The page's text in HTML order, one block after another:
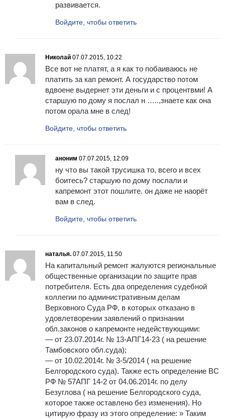
развивается.
Войдите, чтобы ответить
Николай 07.07.2015, 10:22
Все вот не платят, а я как то побаиваюсь не
платить за кап ремонт. А государство потом
вдвоене выдернет эти деньги и с процентвми! А
старшую по дому я послал н …..,знаете как она
потом орала мне в след!
Войдите, чтобы ответить
аноним 07.07.2015, 12:09
ну что вы такой трусишка то, всего и всех
боитесь? старшую по дому послали и
капремонт этот пошлите. он даже не наорёт
вам в след.
Войдите, чтобы ответить
наталья. 07.07.2015, 11:50
На капитальный ремонт жалуются региональные
общественные организации по защите прав
потребителя. Есть два определения судебной
коллегии по административным делам
Верховного Суда РФ, в которых отказано в
удовлетворении заявлений о признании
обл.законов о капремонте недействующими:
— от 23.07.2014г. № 13-АПГ14-23 ( на решение
Тамбовского обл.суда);
— от 10.02.2014г. № 3-5/2014 ( на решение
Белгородского суда). Также есть определение ВС
РФ № 57АПГ 14-2 от 04.06.2014г. по делу
Безуглова ( на решение Белгородского суда,
которое также оставлено без изменения). Но
цитирую фразу из этого определение: » Таким